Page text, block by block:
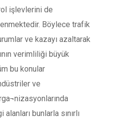
işlevlerini de
Böylece trafik
ve kazayı azaltarak
verimliliği büyük
bu konular
ve
bunlarla sınırlı